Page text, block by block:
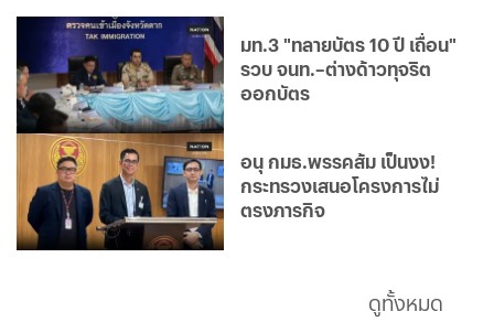
มท.3 "ทลายบัตร 10 ปี เถื่อน"
รวบ จนท.–ต่างด้าวทุจริต
ออกบัตร
อนุ กมธ.พรรคส้ม เป็นงง!
กระทรวงเสนอโครงการไม่
ตรงภารกิจ
ดูทั้งหมด